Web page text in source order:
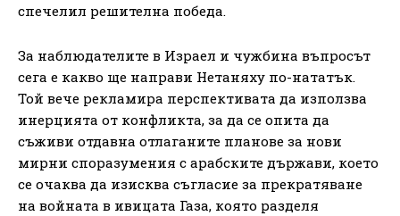
спечелил решителна победа.
За наблюдателите в Израел и чужбина въпросът
сега е какво ще направи Нетаняху по-нататък.
Той вече рекламира перспективата да използва
инерцията от конфликта, за да се опита да
съживи отдавна отлаганите планове за нови
мирни споразумения с арабските държави, което
се очаква да изисква съгласие за прекратяване
на войната в ивицата Газа, която разделя